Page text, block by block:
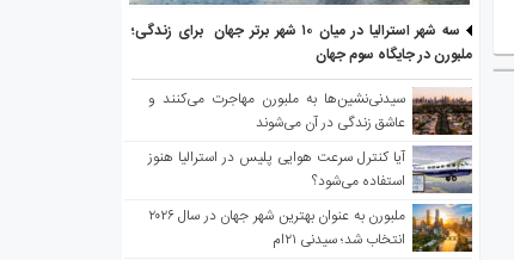
سه شهر استرالیا در میان ۱۰ شهر برتر جهان برای زندگی؛
ملبورن در جایگاه سوم جهان
سیدنی‌نشین‌ها به ملبورن مهاجرت می‌کنند و
عاشق زندگی در آن می‌شوند
آیا کنترل سرعت هوایی پلیس در استرالیا هنوز
استفاده می‌شود؟
ملبورن به عنوان بهترین شهر جهان در سال ۲۰۲۶
انتخاب شد؛ سیدنی ۲۱‌ام